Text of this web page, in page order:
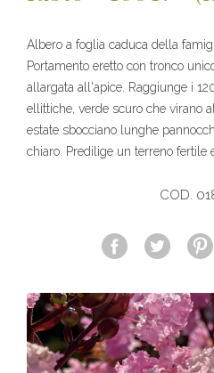
Albero a foglia caduca della
Portamento eretto con tronco
allargata all'apice. Raggiunge i
ellittiche, verde scuro che virano
estate sbocciano lunghe
chiaro. Predilige un terreno fertile
COD.